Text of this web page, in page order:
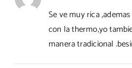
Se ve muy rica
con la thermo,yo
manera tradicional